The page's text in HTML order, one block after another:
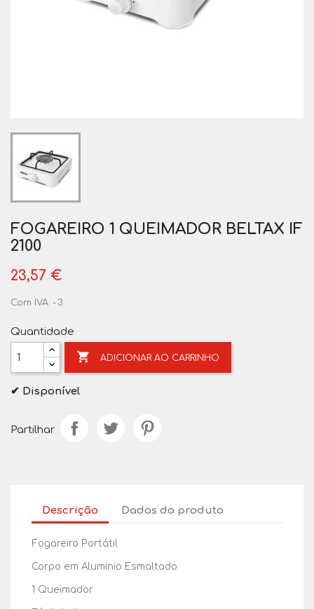
FOGAREIRO 1 QUEIMADOR BELTAX IF
2100
23,57 €
Com IVA 3
Quantidade
 ADICIONAR AO CARRINHO
✔ Disponível
Partilhar
Descrição Dados do produto
Fogareiro Portátil
Corpo em Aluminio Esmaltado
1 Queimador